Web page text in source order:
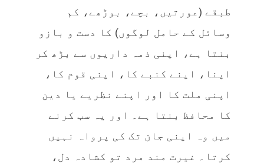
طبقے (عورتیں، بچے، بوڑھے، کم
وسائل کے حامل لوگوں) کا دست و بازو
بنتا ہے، اپنی ذمہ داریوں سے بڑھ کر
اپنا، اپنے کنبے کا، اپنی قوم کا،
اپنی ملت کا اور اپنے نظریے یا دین
کا محافظ بنتا ہے۔ اور یہ سب کرنے
میں وہ اپنی جان تک کی پرواہ نہیں
کرتا۔ غیرت مند مرد تو کشادہ دل،